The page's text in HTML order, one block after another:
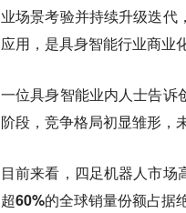
业场景考验并持续升级迭代
应用，是具身智能行业商业
一位具身智能业内人士告诉
阶段，竞争格局初显雏形，
目前来看，四足机器人市
超60%的全球销量份额占据